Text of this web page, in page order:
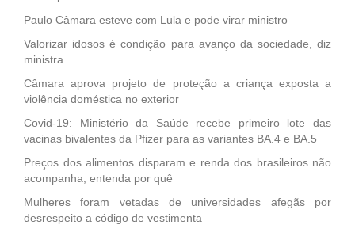
Paulo Câmara esteve com Lula e pode virar ministro
Valorizar idosos é condição para avanço da sociedade, diz
ministra
Câmara aprova projeto de proteção a criança exposta a
violência doméstica no exterior
Covid-19: Ministério da Saúde recebe primeiro lote das
vacinas bivalentes da Pfizer para as variantes BA.4 e BA.5
Preços dos alimentos disparam e renda dos brasileiros não
acompanha; entenda por quê
Mulheres foram vetadas de universidades afegãs por
desrespeito a código de vestimenta